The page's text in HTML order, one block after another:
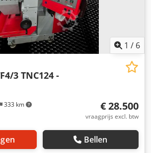
1 / 6
333 km
3 TNC124 -
€ 28.500
vraagprijs excl. btw
Bellen